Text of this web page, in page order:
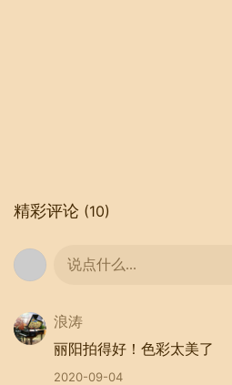
精彩评论 (10)
说点什么...
浪涛
丽阳拍得好！色彩太美了
2020-09-04